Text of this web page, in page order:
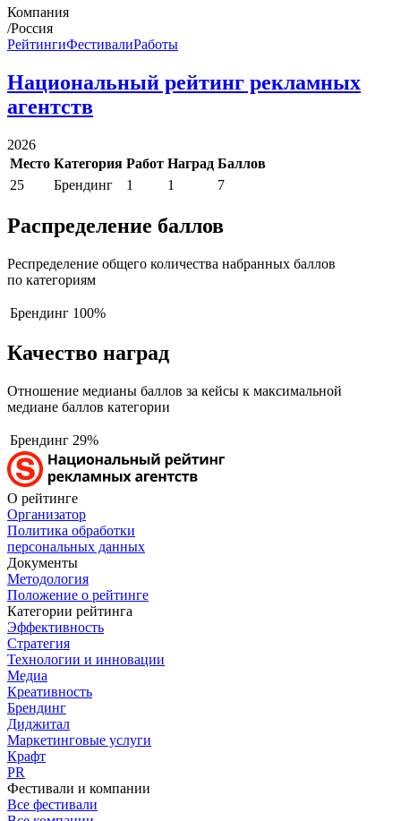
Компания
/Россия
РейтингиФестивалиРаботы
Национальный рейтинг рекламных
агентств
2026
Место Категория Работ Наград Баллов
25
Брендинг 1 1 7
Распределение баллов
Респределение общего количества набранных баллов
по категориям
Брендинг 100%
Качество наград
Отношение медианы баллов за кейсы к максимальной
медиане баллов категории
Брендинг 29%
О рейтинге
Организатор
Политика обработки
персональных данных
Документы
Методология
Положение о рейтинге
Категории рейтинга
Эффективность
Стратегия
Технологии и инновации
Медиа
Креативность
Брендинг
Диджитал
Маркетинговые услуги
Крафт
PR
Фестивали и компании
Все фестивали